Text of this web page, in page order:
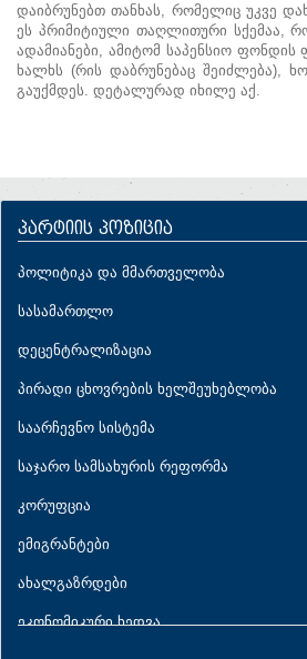
დაიბრუნებთ თანხას, რომელიც უკვე
ეს პრიმიტიული თაღლითური სქემაა,
ადამიანები, ამიტომ საპენსიო
ხალხს (რის დაბრუნებაც შეიძლება),
გაუქმდეს. დეტალურად იხილე აქ.
პარტიის პოზიცია
პოლიტიკა და მმართველობა
სასამართლო
დეცენტრალიზაცია
პირადი ცხოვრების ხელშეუხებლობა
საარჩევნო სისტემა
საჯარო სამსახურის რეფორმა
კორუფცია
ემიგრანტები
ახალგაზრდები
ეკონომიკური ხედვა